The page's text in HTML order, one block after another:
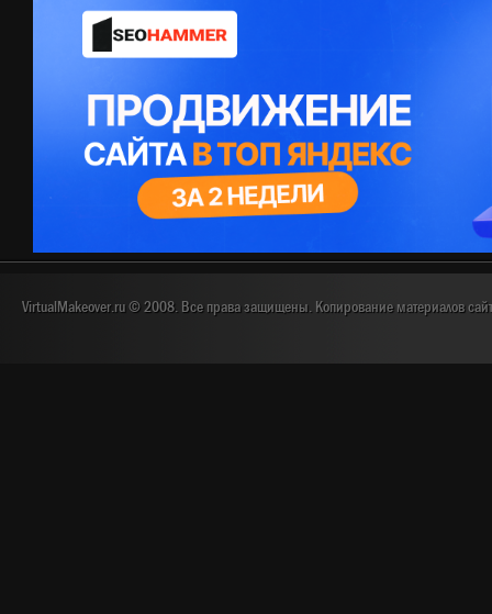
VirtualMakeover.ru © 2008. Все права защищены. Копирование материалов